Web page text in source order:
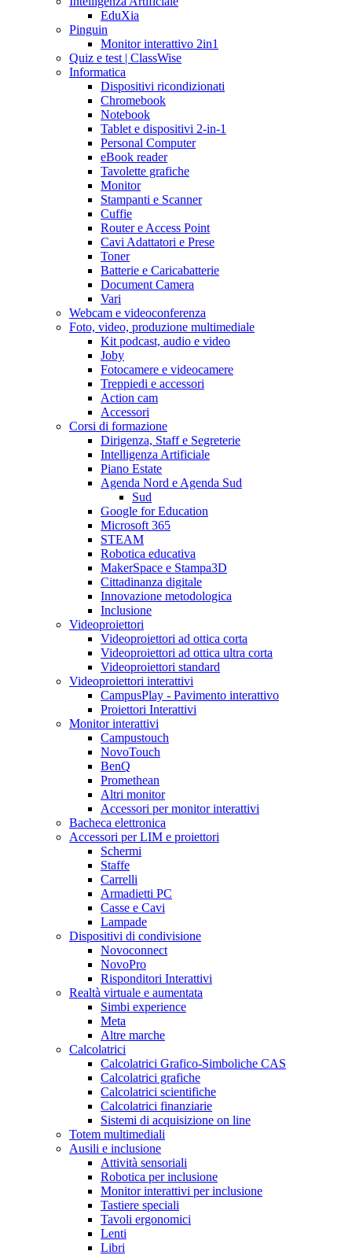
EduXia
Pinguin
Monitor interattivo 2in1
Quiz e test | ClassWise
Informatica
Dispositivi ricondizionati
Chromebook
Notebook
Tablet e dispositivi 2-in-1
Personal Computer
eBook reader
Tavolette grafiche
Monitor
Stampanti e Scanner
Cuffie
Router e Access Point
Cavi Adattatori e Prese
Toner
Batterie e Caricabatterie
Document Camera
Vari
Webcam e videoconferenza
Foto, video, produzione multimediale
Kit podcast, audio e video
Joby
Fotocamere e videocamere
Treppiedi e accessori
Action cam
Accessori
Corsi di formazione
Dirigenza, Staff e Segreterie
Intelligenza Artificiale
Piano Estate
Agenda Nord e Agenda Sud
Sud
Google for Education
Microsoft 365
STEAM
Robotica educativa
MakerSpace e Stampa3D
Cittadinanza digitale
Innovazione metodologica
Inclusione
Videoproiettori
Videoproiettori ad ottica corta
Videoproiettori ad ottica ultra corta
Videoproiettori standard
Videoproiettori interattivi
CampusPlay - Pavimento interattivo
Proiettori Interattivi
Monitor interattivi
Campustouch
NovoTouch
BenQ
Promethean
Altri monitor
Accessori per monitor interattivi
Bacheca elettronica
Accessori per LIM e proiettori
Schermi
Staffe
Carrelli
Armadietti PC
Casse e Cavi
Lampade
Dispositivi di condivisione
Novoconnect
NovoPro
Risponditori Interattivi
Realtà virtuale e aumentata
Simbi experience
Meta
Altre marche
Calcolatrici
Calcolatrici Grafico-Simboliche CAS
Calcolatrici grafiche
Calcolatrici scientifiche
Calcolatrici finanziarie
Sistemi di acquisizione on line
Totem multimediali
Ausili e inclusione
Attività sensoriali
Robotica per inclusione
Monitor interattivi per inclusione
Tastiere speciali
Tavoli ergonomici
Lenti
Libri